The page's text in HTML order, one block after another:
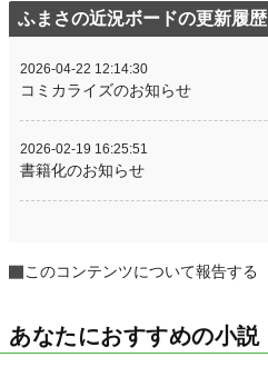
ふまさの近況ボードの更新履歴
2026-04-22 12:14:30
コミカライズのお知らせ
2026-02-19 16:25:51
書籍化のお知らせ
このコンテンツについて報告する
あなたにおすすめの小説